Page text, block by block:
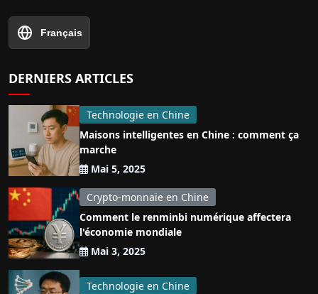
Français
DERNIERS ARTICLES
Technologie en Chine
Maisons intelligentes en Chine : comment ça
marche
Mai 5, 2025
Crypto-monnaie en Chine
Comment le renminbi numérique affectera
l'économie mondiale
Mai 3, 2025
Technologie en Chine